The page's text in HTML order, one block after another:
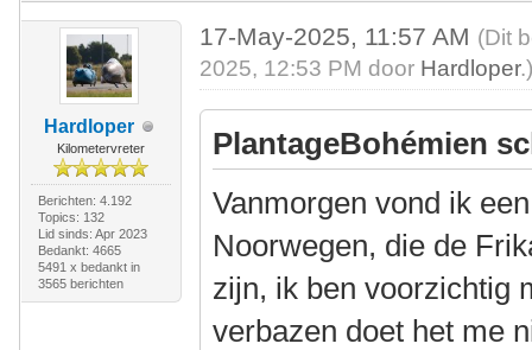
Hardloper
Kilometervreter
Berichten: 4.192
Topics: 132
Lid sinds: Apr 2023
Bedankt: 4665
5491 x bedankt in
3565 berichten
17-May-2025, 11:57 AM (Dit
2025, 12:53 PM door Hardloper
PlantageBohémien
Vanmorgen vond ik
Noorwegen, die de
zijn, ik ben voorzichtig
verbazen doet het me